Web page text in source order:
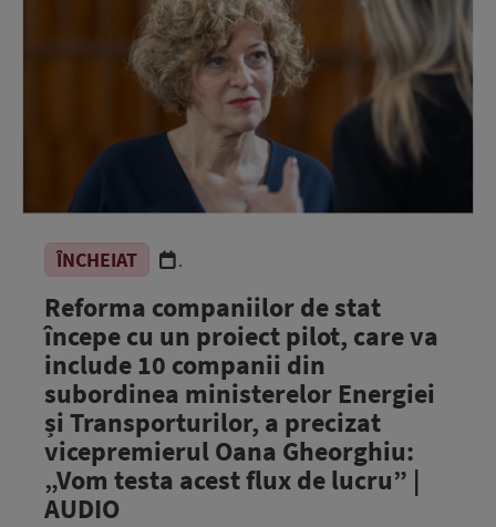
ÎNCHEIAT .
Reforma companiilor de stat
începe cu un proiect pilot, care va
include 10 companii din
subordinea ministerelor Energiei
și Transporturilor, a precizat
vicepremierul Oana Gheorghiu:
„Vom testa acest flux de lucru” |
AUDIO